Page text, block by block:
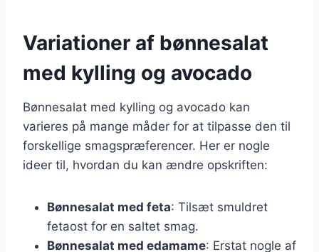
Variationer af bønnesalat
med kylling og avocado
Bønnesalat med kylling og avocado kan
varieres på mange måder for at tilpasse den til
forskellige smagspræferencer. Her er nogle
ideer til, hvordan du kan ændre opskriften:
Bønnesalat med feta: Tilsæt smuldret
fetaost for en saltet smag.
Bønnesalat med edamame: Erstat nogle af